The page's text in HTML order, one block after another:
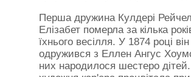
Перша дружина Кулдері Рейчел
Елізабет померла за кілька
їхнього весілля. У 1874 році він
одружився з Еллен Ангус
них народилося шестеро